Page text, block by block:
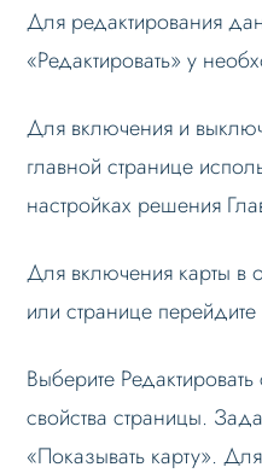
SEO и оптимизация
Лендинги и
Веб-разработчикам
Лицензионное
Для редактирования
«Редактировать» у
Для включения и
главной странице
настройках решения
Для включения карты
или странице
Выберите
свойства страницы.
«Показывать карту».